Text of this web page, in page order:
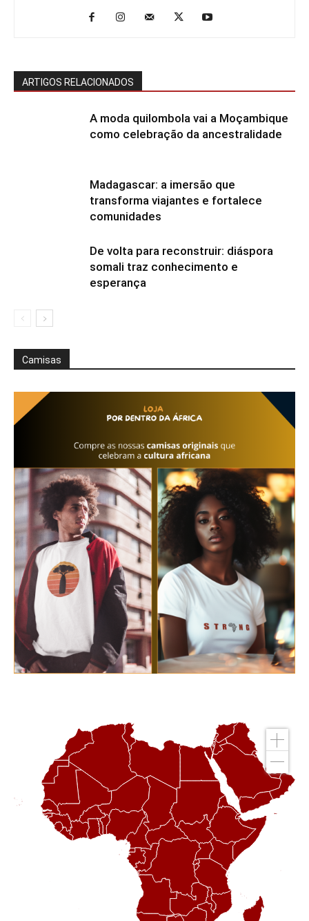
ARTIGOS RELACIONADOS
A moda quilombola vai a Moçambique
como celebração da ancestralidade
Madagascar: a imersão que
transforma viajantes e fortalece
comunidades
De volta para reconstruir: diáspora
somali traz conhecimento e
esperança
Camisas